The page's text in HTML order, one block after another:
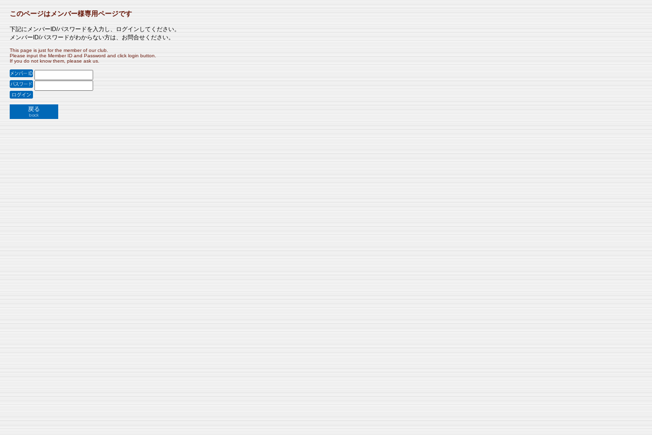
このページはメンバー様専用ページです
下記にメンバーID/パスワードを入力し、ログインしてください。
メンバーID/パスワードがわからない方は、お問合せください。
This page is just for the member of our club.
Please input the Member ID and Password and click login button.
If you do not know them, please ask us.